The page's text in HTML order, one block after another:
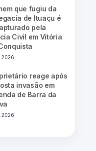
que fugiu da
de Ituaçu é
pela
Civil em Vitória
reage após
invasão em
de Barra da